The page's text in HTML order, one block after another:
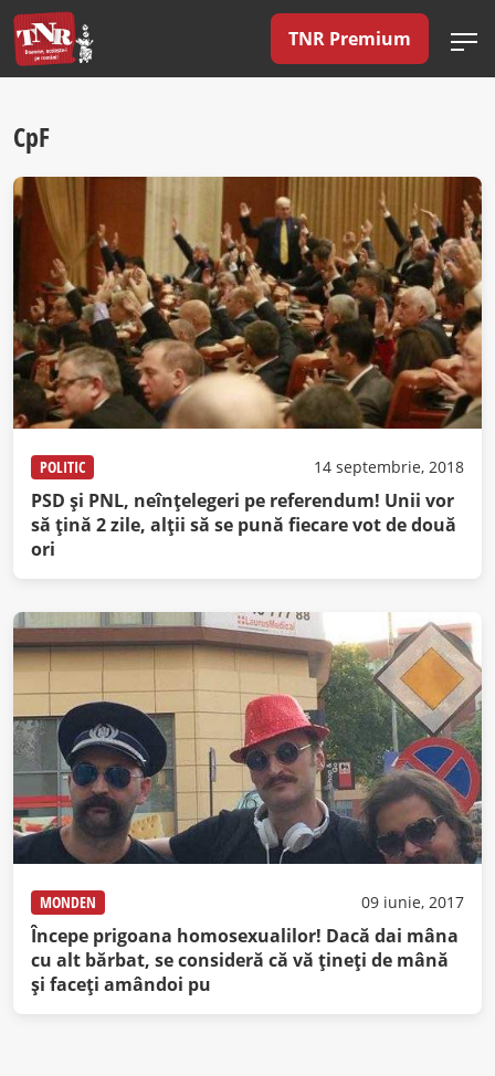
TNR Premium
CpF
POLITIC 14 septembrie, 2018
PSD şi PNL, neînţelegeri pe referendum! Unii vor
să ţină 2 zile, alţii să se pună fiecare vot de două
ori
MONDEN 09 iunie, 2017
Începe prigoana homosexualilor! Dacă dai mâna
cu alt bărbat, se consideră că vă ţineţi de mână
şi faceţi amândoi pu